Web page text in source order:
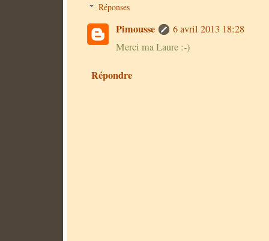
Réponses
Pimousse
6 avril 2013 18:28
Merci ma Laure :-)
Répondre